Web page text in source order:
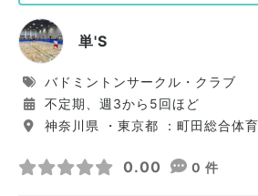
単'S
バドミントンサークル・クラブ
不定期、週3から5回ほど
神奈川県 ・東京都 ：町田総合体
0.00 0 件